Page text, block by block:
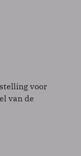
voor
van de